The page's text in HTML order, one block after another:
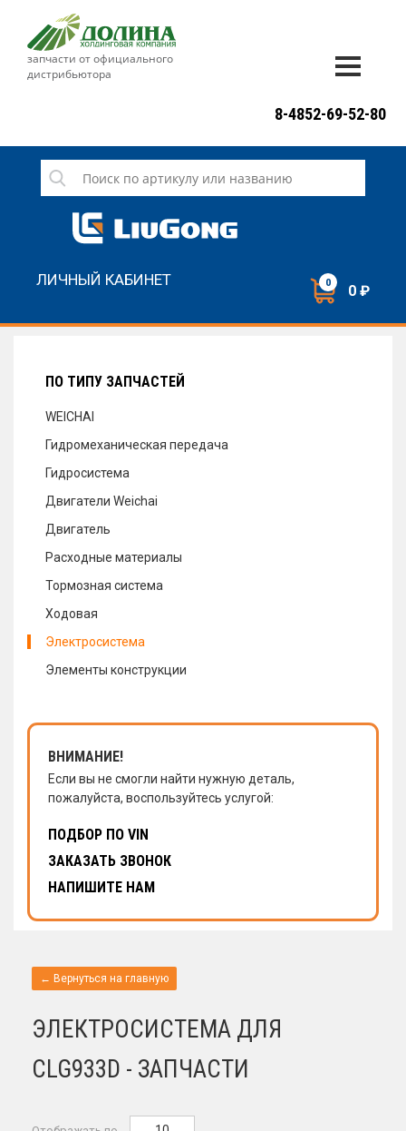
запчасти от официального
дистрибьютора
СЕРВИС
НОВОСТИ
8-4852-69-52-80
ЛИЧНЫЙ КАБИНЕТ 0 0 ₽
ПО ТИПУ ЗАПЧАСТЕЙ
WEICHAI
Гидромеханическая передача
Гидросистема
Двигатели Weichai
Двигатель
Расходные материалы
Тормозная система
Ходовая
Электросистема
Элементы конструкции
ВНИМАНИЕ!
Если вы не смогли найти нужную деталь,
пожалуйста, воспользуйтесь услугой:
ПОДБОР ПО VIN
ЗАКАЗАТЬ ЗВОНОК
НАПИШИТЕ НАМ
← Вернуться на главную
ЭЛЕКТРОСИСТЕМА ДЛЯ
CLG933D - ЗАПЧАСТИ